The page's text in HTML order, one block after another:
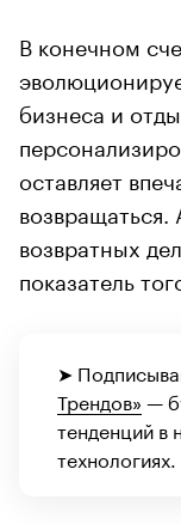
В конечном
бизнеса и
оставляет
возвращаться.
возвратных
показатель
➤
Трендов» —
тенденций в
технологиях.